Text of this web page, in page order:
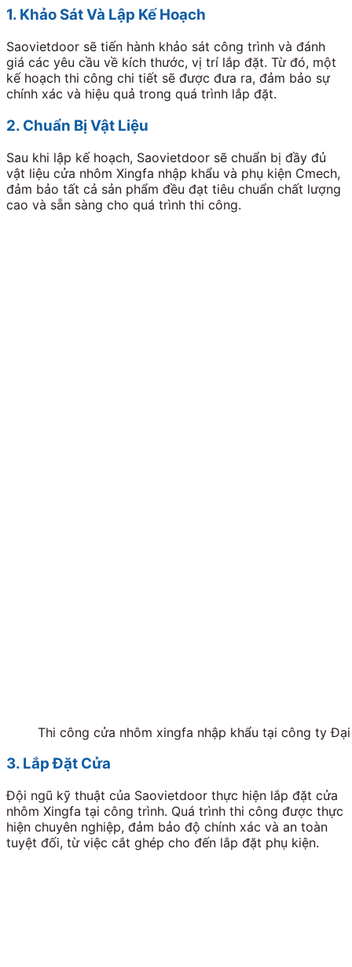
1. Khảo Sát Và Lập Kế Hoạch
Saovietdoor sẽ tiến hành khảo sát công trình và đánh
giá các yêu cầu về kích thước, vị trí lắp đặt. Từ đó, một
kế hoạch thi công chi tiết sẽ được đưa ra, đảm bảo sự
chính xác và hiệu quả trong quá trình lắp đặt.
2. Chuẩn Bị Vật Liệu
Sau khi lập kế hoạch, Saovietdoor sẽ chuẩn bị đầy đủ
vật liệu cửa nhôm Xingfa nhập khẩu và phụ kiện Cmech,
đảm bảo tất cả sản phẩm đều đạt tiêu chuẩn chất lượng
cao và sẵn sàng cho quá trình thi công.
Thi công cửa nhôm xingfa nhập khẩu tại công ty
3. Lắp Đặt Cửa
Đội ngũ kỹ thuật của Saovietdoor thực hiện lắp đặt cửa
nhôm Xingfa tại công trình. Quá trình thi công được thực
hiện chuyên nghiệp, đảm bảo độ chính xác và an toàn
tuyệt đối, từ việc cắt ghép cho đến lắp đặt phụ kiện.